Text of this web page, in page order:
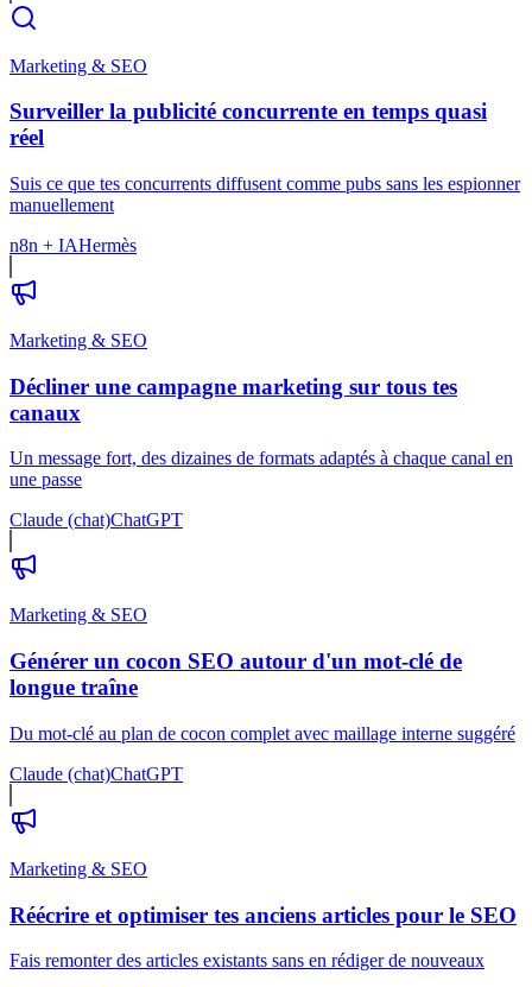
Marketing & SEO
Surveiller la publicité concurrente en temps quasi
réel
Suis ce que tes concurrents diffusent comme pubs sans les espionner
manuellement
n8n + IAHermès
Marketing & SEO
Décliner une campagne marketing sur tous tes
canaux
Un message fort, des dizaines de formats adaptés à chaque canal en
une passe
Claude (chat)ChatGPT
Marketing & SEO
Générer un cocon SEO autour d'un mot-clé de
longue traîne
Du mot-clé au plan de cocon complet avec maillage interne suggéré
Claude (chat)ChatGPT
Marketing & SEO
Réécrire et optimiser tes anciens articles pour le SEO
Fais remonter des articles existants sans en rédiger de nouveaux